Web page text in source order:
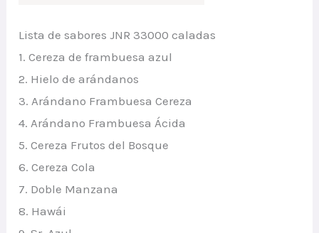
Lista de sabores JNR 33000 caladas
1. Cereza de frambuesa azul
2. Hielo de arándanos
3. Arándano Frambuesa Cereza
4. Arándano Frambuesa Ácida
5. Cereza Frutos del Bosque
6. Cereza Cola
7. Doble Manzana
8. Hawái